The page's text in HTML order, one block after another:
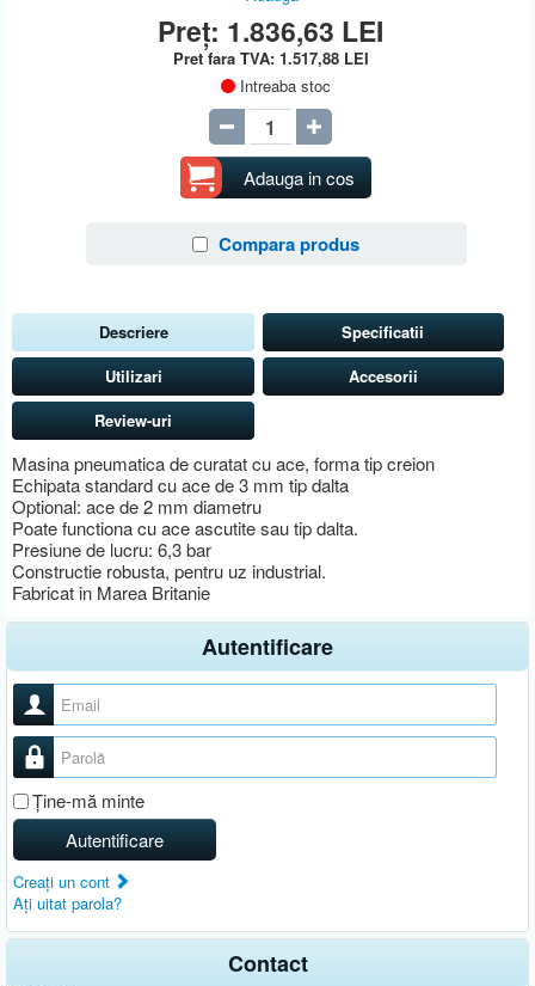
Preț: 1.836,63 LEI
Pret fara TVA: 1.517,88 LEI
Intreaba stoc
Adauga in cos
Compara produs
Descriere
Masina pneumatica de curatat cu ace, forma tip creion
Echipata standard cu ace de 3 mm tip dalta
Optional: ace de 2 mm diametru
Poate functiona cu ace ascutite sau tip dalta.
Presiune de lucru: 6,3 bar
Constructie robusta, pentru uz industrial.
Fabricat in Marea Britanie
Specificatii
Utilizari
Accesorii
Review-uri
Autentificare
Nume utilizator
Parolă
Ţine-mă minte
Autentificare
Creaţi un cont
Aţi uitat parola?
Contact